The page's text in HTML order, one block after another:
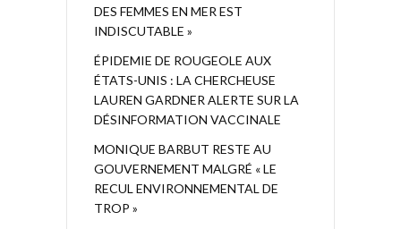
DES FEMMES EN MER EST
INDISCUTABLE »
ÉPIDEMIE DE ROUGEOLE AUX
ÉTATS-UNIS : LA CHERCHEUSE
LAUREN GARDNER ALERTE SUR LA
DÉSINFORMATION VACCINALE
MONIQUE BARBUT RESTE AU
GOUVERNEMENT MALGRÉ « LE
RECUL ENVIRONNEMENTAL DE
TROP »